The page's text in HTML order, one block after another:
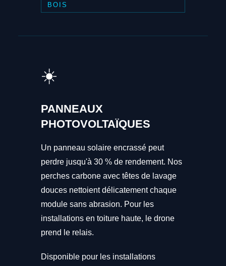
BOIS
☀️
PANNEAUX
PHOTOVOLTAÏQUES
Un panneau solaire encrassé peut
perdre jusqu'à 30 % de rendement. Nos
perches carbone avec têtes de lavage
douces nettoient délicatement chaque
module sans abrasion. Pour les
installations en toiture haute, le drone
prend le relais.
Disponible pour les installations